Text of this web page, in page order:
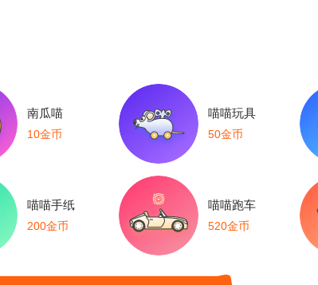
南瓜喵
10金币
喵喵玩具
50金币
喵喵手纸
200金币
喵喵跑车
520金币